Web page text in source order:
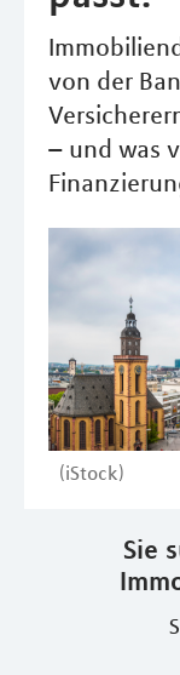
von der
– und was
(iStock)
Sie